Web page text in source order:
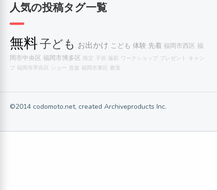
人気の投稿タグ一覧
無料子ども お出かけ こども 体験 先着 福岡市西区 福
岡市中央区 福岡市博多区 限定 子供 撮影 ワークショップ プレゼント キャン
プ 福岡市早良区 ショー 音楽 福岡市東区 教室
©2014 codomoto.net, created Archiveproducts Inc.